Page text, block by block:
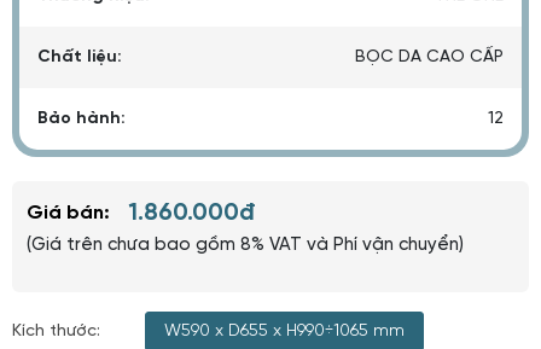
Chất liệu: BỌC DA CAO CẤP
Bảo hành: 12
Giá bán: 1.860.000đ
(Giá trên chưa bao gồm 8% VAT và Phí vận chuyển)
Kích thước: W590 x D655 x H990÷1065 mm